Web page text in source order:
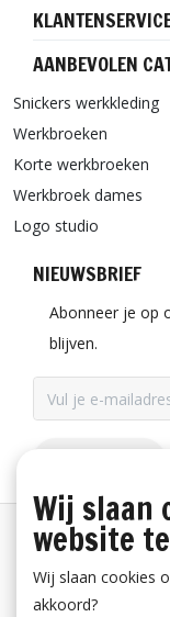
AANBEVOLEN
Snickers werkkleding
Werkbroeken
Korte werkbroeken
Werkbroek dames
Logo studio
NIEUWSBRIEF
Abonneer je op
blijven.
Betaalinformatie
Wij slaan
website
Wij slaan cookies
akkoord?